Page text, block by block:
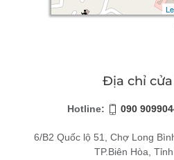
Địa chỉ
Hotline: 090
6/B2 Quốc lộ 51, Chợ Long
TP.Biên Hòa,